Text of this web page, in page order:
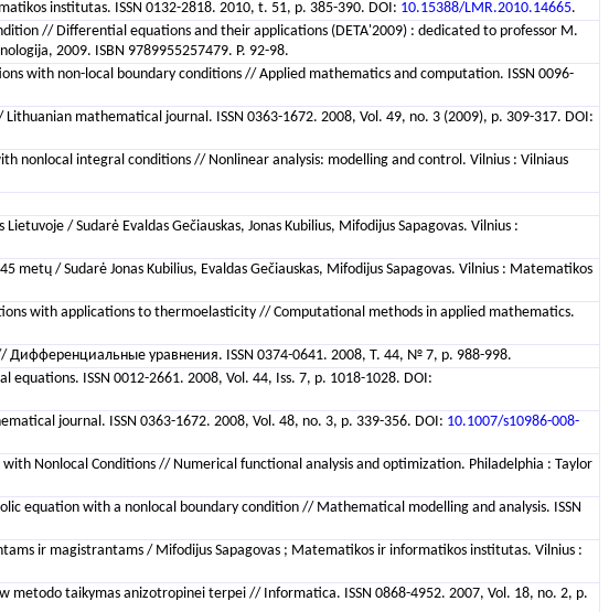
institutas. ISSN 0132-2818. 2010, t. 51, p. 385-390. DOI: 10.15388/LMR.2010.14665.
// Differential equations and their applications (DETA'2009) : dedicated to professor M.
2009. ISBN 9789955257479. P. 92-98.
with non-local boundary conditions // Applied mathematics and computation. ISSN 0096-
mathematical journal. ISSN 0363-1672. 2008, Vol. 49, no. 3 (2009), p. 309-317. DOI:
nonlocal integral conditions // Nonlinear analysis: modelling and control. Vilnius : Vilniaus
/ Sudarė Evaldas Gečiauskas, Jonas Kubilius, Mifodijus Sapagovas. Vilnius :
metų / Sudarė Jonas Kubilius, Evaldas Gečiauskas, Mifodijus Sapagovas. Vilnius : Matematikos
with applications to thermoelasticity // Computational methods in applied mathematics.
Дифференциальные уравнения. ISSN 0374-0641. 2008, Т. 44, № 7, p. 988-998.
ISSN 0012-2661. 2008, Vol. 44, Iss. 7, p. 1018-1028. DOI:
journal. ISSN 0363-1672. 2008, Vol. 48, no. 3, p. 339-356. DOI: 10.1007/s10986-008-
Nonlocal Conditions // Numerical functional analysis and optimization. Philadelphia : Taylor
equation with a nonlocal boundary condition // Mathematical modelling and analysis. ISSN
ir magistrantams / Mifodijus Sapagovas ; Matematikos ir informatikos institutas. Vilnius :
metodo taikymas anizotropinei terpei // Informatica. ISSN 0868-4952. 2007, Vol. 18, no. 2, p.